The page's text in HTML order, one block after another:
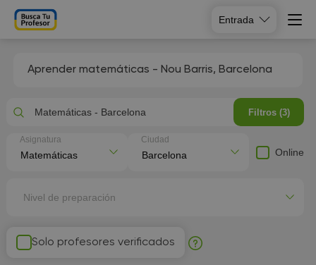
Entrada
Aprender matemáticas - Nou Barris, Barcelona
Solo profesores verificados
Matemáticas - Barcelona Filtros (3)
Asignatura Ciudad
Online
Nivel de preparación